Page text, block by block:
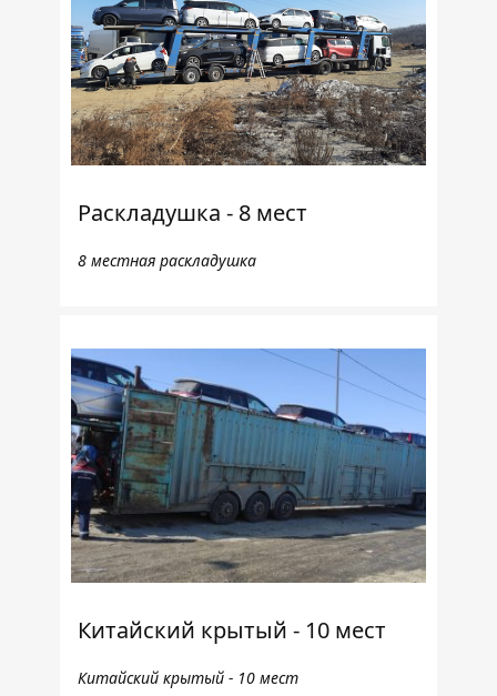
Раскладушка - 8 мест
8 местная раскладушка
Китайский крытый - 10 мест
Китайский крытый - 10 мест